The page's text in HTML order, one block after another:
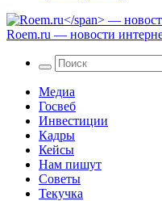
Roem.ru — новости
Медиа
Госвеб
Инвестиции
Кадры
Кейсы
Нам пишут
Советы
Текучка